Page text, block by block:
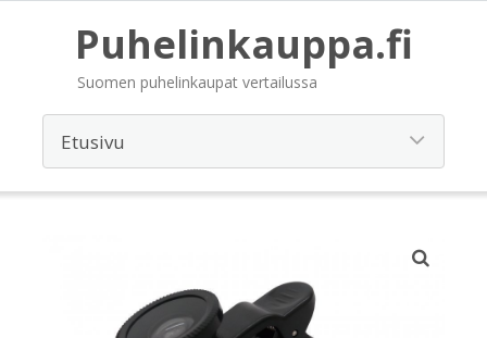
Puhelinkauppa.fi
Suomen puhelinkaupat vertailussa